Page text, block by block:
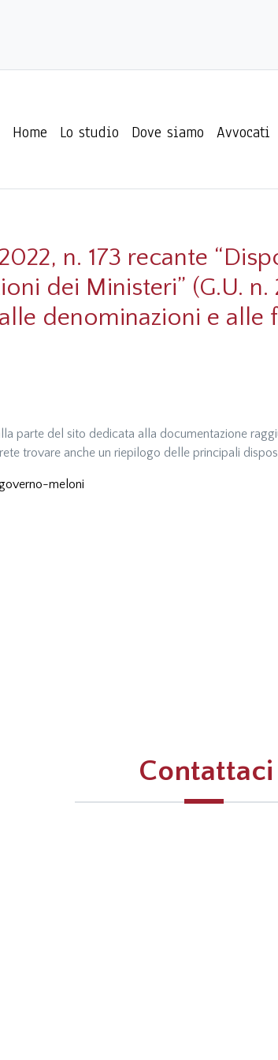
Home Lo studio Dove siamo Avvocati
n. 173 recante
dei Ministeri” (G.U. n.
denominazioni e alle
parte del sito dedicata alla documentazione
trovare anche un riepilogo delle principali
meloni
Contattaci